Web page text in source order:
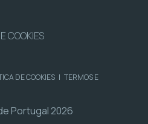
COOKIES
DE COOKIES | TERMOS E
Portugal 2026